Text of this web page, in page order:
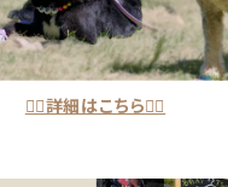
👆🏽詳細はこちら👆🏽